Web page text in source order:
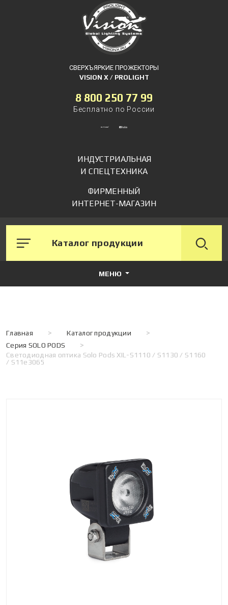
СВЕРХЪЯРКИЕ ПРОЖЕКТОРЫ
VISION X / PROLIGHT
8 800 250 77 99
Бесплатно по России
ИНДУСТРИАЛЬНАЯ
И СПЕЦТЕХНИКА
ФИРМЕННЫЙ
ИНТЕРНЕТ-МАГАЗИН
Каталог продукции
МЕНЮ
Главная > Каталог продукции
>
Серия SOLO PODS
>
Светодиодная оптика Solo Pods XIL-S1110 / S1130 / S1160
/ S11e3065